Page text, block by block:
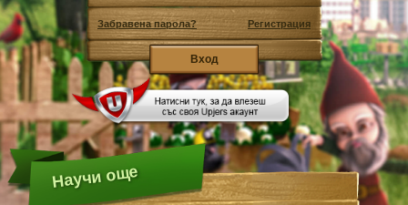
Забравена парола? Регистрация
Научи още